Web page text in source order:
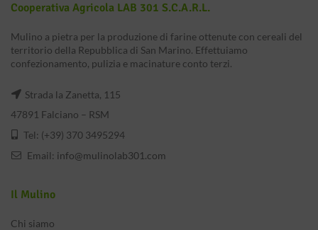
Cooperativa Agricola LAB 301 S.c.a.r.l.
Mulino a pietra per la produzione di farine ottenute con cereali del
territorio della Repubblica di San Marino. Effettuiamo
confezionamento, pulizia e macinature conto terzi.
Strada la Zanetta, 115
47891 Falciano – RSM
Tel: (+39) 370 3495294
Email: info@mulinolab301.com
Il Mulino
Chi siamo